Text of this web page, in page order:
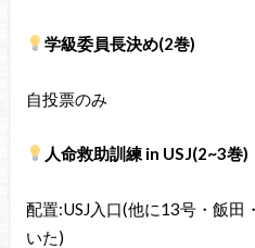
学級委員長決め(2巻)
自投票のみ
人命救助訓練 in USJ(2~3巻)
配置:USJ入口(他に13号・飯田
いた)